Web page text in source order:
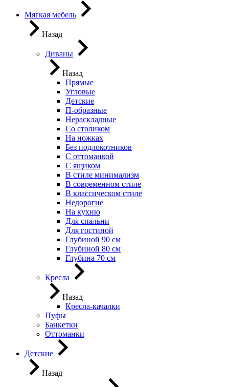
Мягкая мебель
Назад
Диваны
Назад
Прямые
Угловые
Детские
П-образные
Нераскладные
Со столиком
На ножках
Без подлокотников
С оттоманкой
С ящиком
В стиле минимализм
В современном стиле
В классическом стиле
Недорогие
На кухню
Для спальни
Для гостиной
Глубиной 90 см
Глубиной 80 см
Глубина 70 см
Кресла
Назад
Кресла-качалки
Пуфы
Банкетки
Оттоманки
Детские
Назад